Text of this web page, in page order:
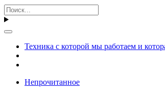
Техника с которой мы работаем и
Непрочитанное